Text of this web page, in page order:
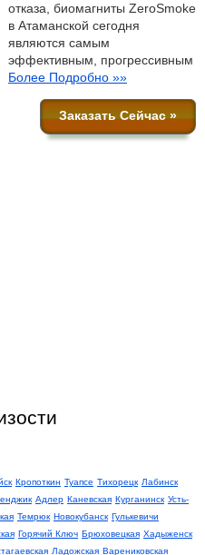
отказа, биомагниты ZeroSmoke
в Атаманской сегодня
являются самым
эффективным, прогрессивным
Более Подробно »»
Заказать Сейчас »
Кропоткин Туапсе Тихорецк Лабинск
Адлер Каневская Курганинск Усть-
Темрюк Новокубанск Гулькевичи
Горячий Ключ Брюховецкая Хадыженск
Ладожская Варениковская